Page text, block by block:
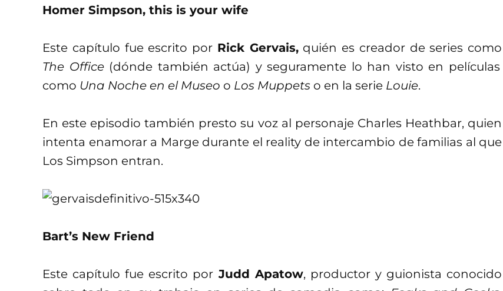
Homer Simpson, this is your wife
Este capítulo fue escrito por Rick Gervais,quién es creador de series como
The Office(dónde también actúa) y seguramente lo han visto en películas
como Una Noche en el Museo o Los Muppets o en la serie Louie.
En este episodio también presto su voz al personaje Charles Heathbar, quien
intenta enamorar a Marge durante el reality de intercambio de familias al que
Los Simpson entran.
Bart’s New Friend
Este capítulo fue escrito por Judd Apatow, productor y guionista conocido